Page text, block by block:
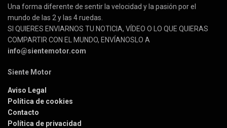
Una forma diferente de sentir la velocidad y la pasión por el
mundo de las 2 y las 4 ruedas.
SI QUIERES ENVIARNOS TU NOTICIA, VÍDEO O LO QUE QUIERAS
COMPARTIR CON EL MUNDO, ENVÍANOSLO A
info@sientemotor.com
Siente Motor
Aviso Legal
Política de cookies
Contacto
Política de privacidad